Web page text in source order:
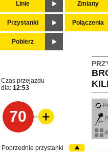
Linie Zmiany
Przystanki Połączenia
Pobierz
Czas przejazdu
dla: 12:53
70
Poprzednie przystanki